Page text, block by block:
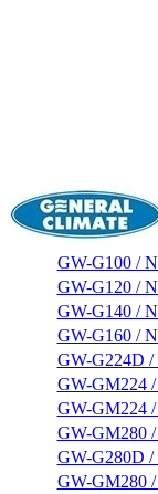
GW-G100 /
GW-G120 /
GW-G140 /
GW-G160 /
GW-G224D /
GW-GM224
GW-GM224
GW-GM280
GW-G280D /
GW-GM280